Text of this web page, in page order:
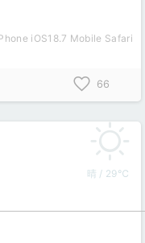
iOS18.7 Mobile Safari
66
晴 / 29℃